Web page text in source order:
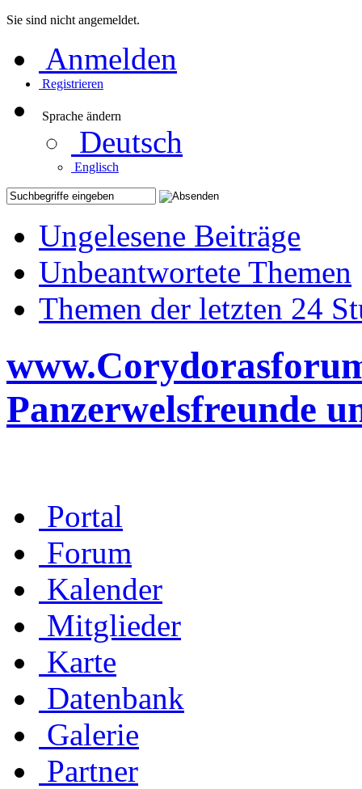
Sie sind nicht angemeldet.
Anmelden
Registrieren
Sprache ändern
Deutsch
Englisch
Ungelesene Beiträge
Unbeantwortete Themen
Themen der letzten 24
Panzerwelsfreunde
Portal
Forum
Kalender
Mitglieder
Karte
Datenbank
Galerie
Partner